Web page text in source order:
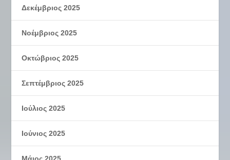
Δεκέμβριος 2025
Νοέμβριος 2025
Οκτώβριος 2025
Σεπτέμβριος 2025
Ιούλιος 2025
Ιούνιος 2025
Μάιος 2025